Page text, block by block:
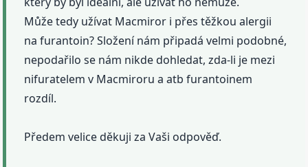
Může tedy užívat Macmiror i přes těžkou alergii
na furantoin? Složení nám připadá velmi podobné,
nepodařilo se nám nikde dohledat, zda-li je mezi
nifuratelem v Macmiroru a atb furantoinem
rozdíl.
Předem velice děkuji za Vaši odpověď.